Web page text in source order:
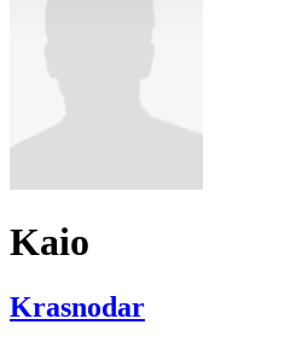
Kaio
Krasnodar